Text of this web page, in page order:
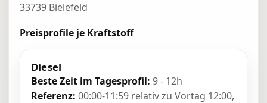
33739 Bielefeld
Preisprofile je Kraftstoff
Diesel
Beste Zeit im Tagesprofil: 9 - 12h
Referenz: 00:00-11:59 relativ zu Vortag 12:00,